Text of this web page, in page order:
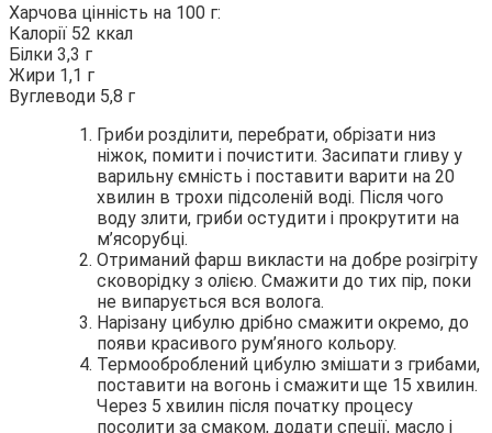
Харчова цінність на 100 г:
Калорії 52 ккал
Білки 3,3 г
Жири 1,1 г
Вуглеводи 5,8 г
Гриби розділити, перебрати, обрізати низ
ніжок, помити і почистити. Засипати гливу у
варильну ємність і поставити варити на 20
хвилин в трохи підсоленій воді. Після чого
воду злити, гриби остудити і прокрутити на
м’ясорубці.
Отриманий фарш викласти на добре розігріту
сковорідку з олією. Смажити до тих пір, поки
не випарується вся волога.
Нарізану цибулю дрібно смажити окремо, до
появи красивого рум’яного кольору.
Термооброблений цибулю змішати з грибами,
поставити на вогонь і смажити ще 15 хвилин.
Через 5 хвилин після початку процесу
посолити за смаком, додати спеції, масло і